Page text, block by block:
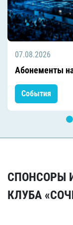
07.08.2026
Абонементы
События
СПОНСОРЫ
КЛУБА